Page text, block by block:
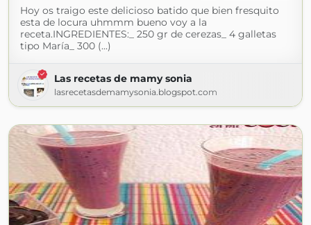
Hoy os traigo este delicioso batido que bien fresquito
esta de locura uhmmm bueno voy a la
receta.INGREDIENTES:_ 250 gr de cerezas_ 4 galletas
tipo María_ 300 (...)
Las recetas de mamy sonia
lasrecetasdemamysonia.blogspot.com